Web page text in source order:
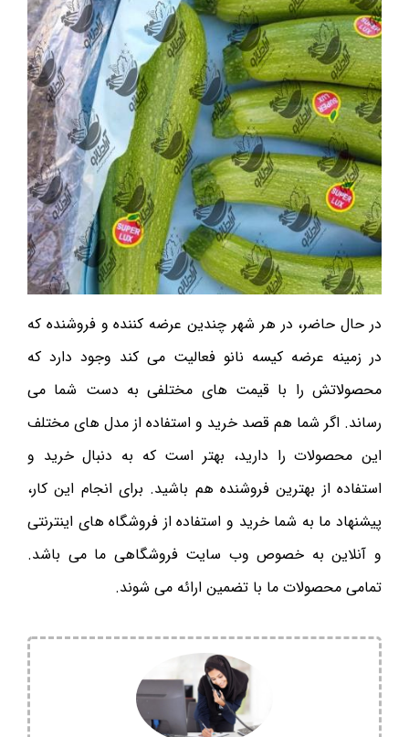
در حال حاضر، در هر شهر چندین عرضه کننده و فروشنده که
در زمینه عرضه کیسه نانو فعالیت می کند وجود دارد که
محصولاتش را با قیمت های مختلفی به دست شما می
رساند. اگر شما هم قصد خرید و استفاده از مدل های مختلف
این محصولات را دارید، بهتر است که به دنبال خرید و
استفاده از بهترین فروشنده هم باشید. برای انجام این کار،
پیشنهاد ما به شما خرید و استفاده از فروشگاه های اینترنتی
و آنلاین به خصوص وب سایت فروشگاهی ما می باشد.
تمامی محصولات ما با تضمین ارائه می شوند.